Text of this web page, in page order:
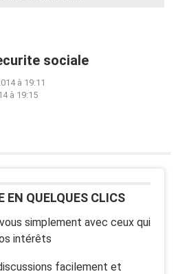
sociale
à 19:11
à 19:15
EN QUELQUES CLICS
simplement avec ceux qui
intérêts
facilement et